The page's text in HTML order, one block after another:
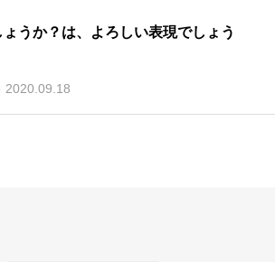
うか？は、よろしい表現でしょう
2020.09.18